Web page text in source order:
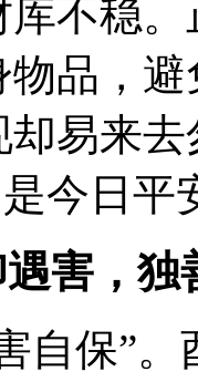
库不稳
品，
却易来
是今日平
遇害，独
自保”